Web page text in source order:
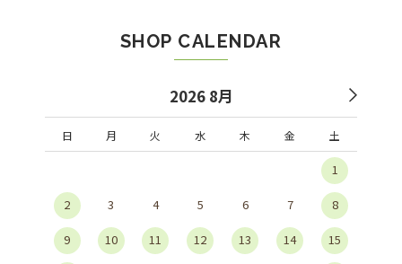
SHOP CALENDAR
2026 8月
日 月 火 水 木 金 土
1
2 3 4 5 6 7 8
9 10 11 12 13 14 15